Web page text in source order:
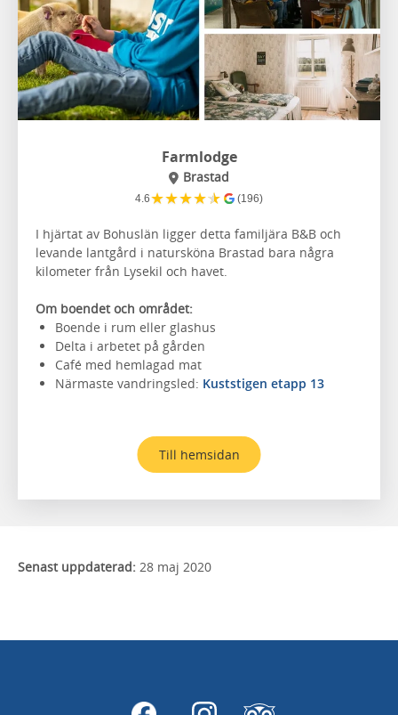
Farmlodge
Brastad
4.6★★★★★ (196)
I hjärtat av Bohuslän ligger detta familjära B&B och
levande lantgård i natursköna Brastad bara några
kilometer från Lysekil och havet.
Om boendet och området:
Boende i rum eller glashus
Delta i arbetet på gården
Café med hemlagad mat
Närmaste vandringsled: Kuststigen etapp 13
Till hemsidan
Senast uppdaterad: 28 maj 2020